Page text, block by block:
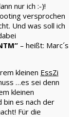
nur ich :-)!
versprochen
Und was soll ich
– heißt: Marc´s
kleinen EssZi
…es sei denn
kleinen
bin es nach der
Für die